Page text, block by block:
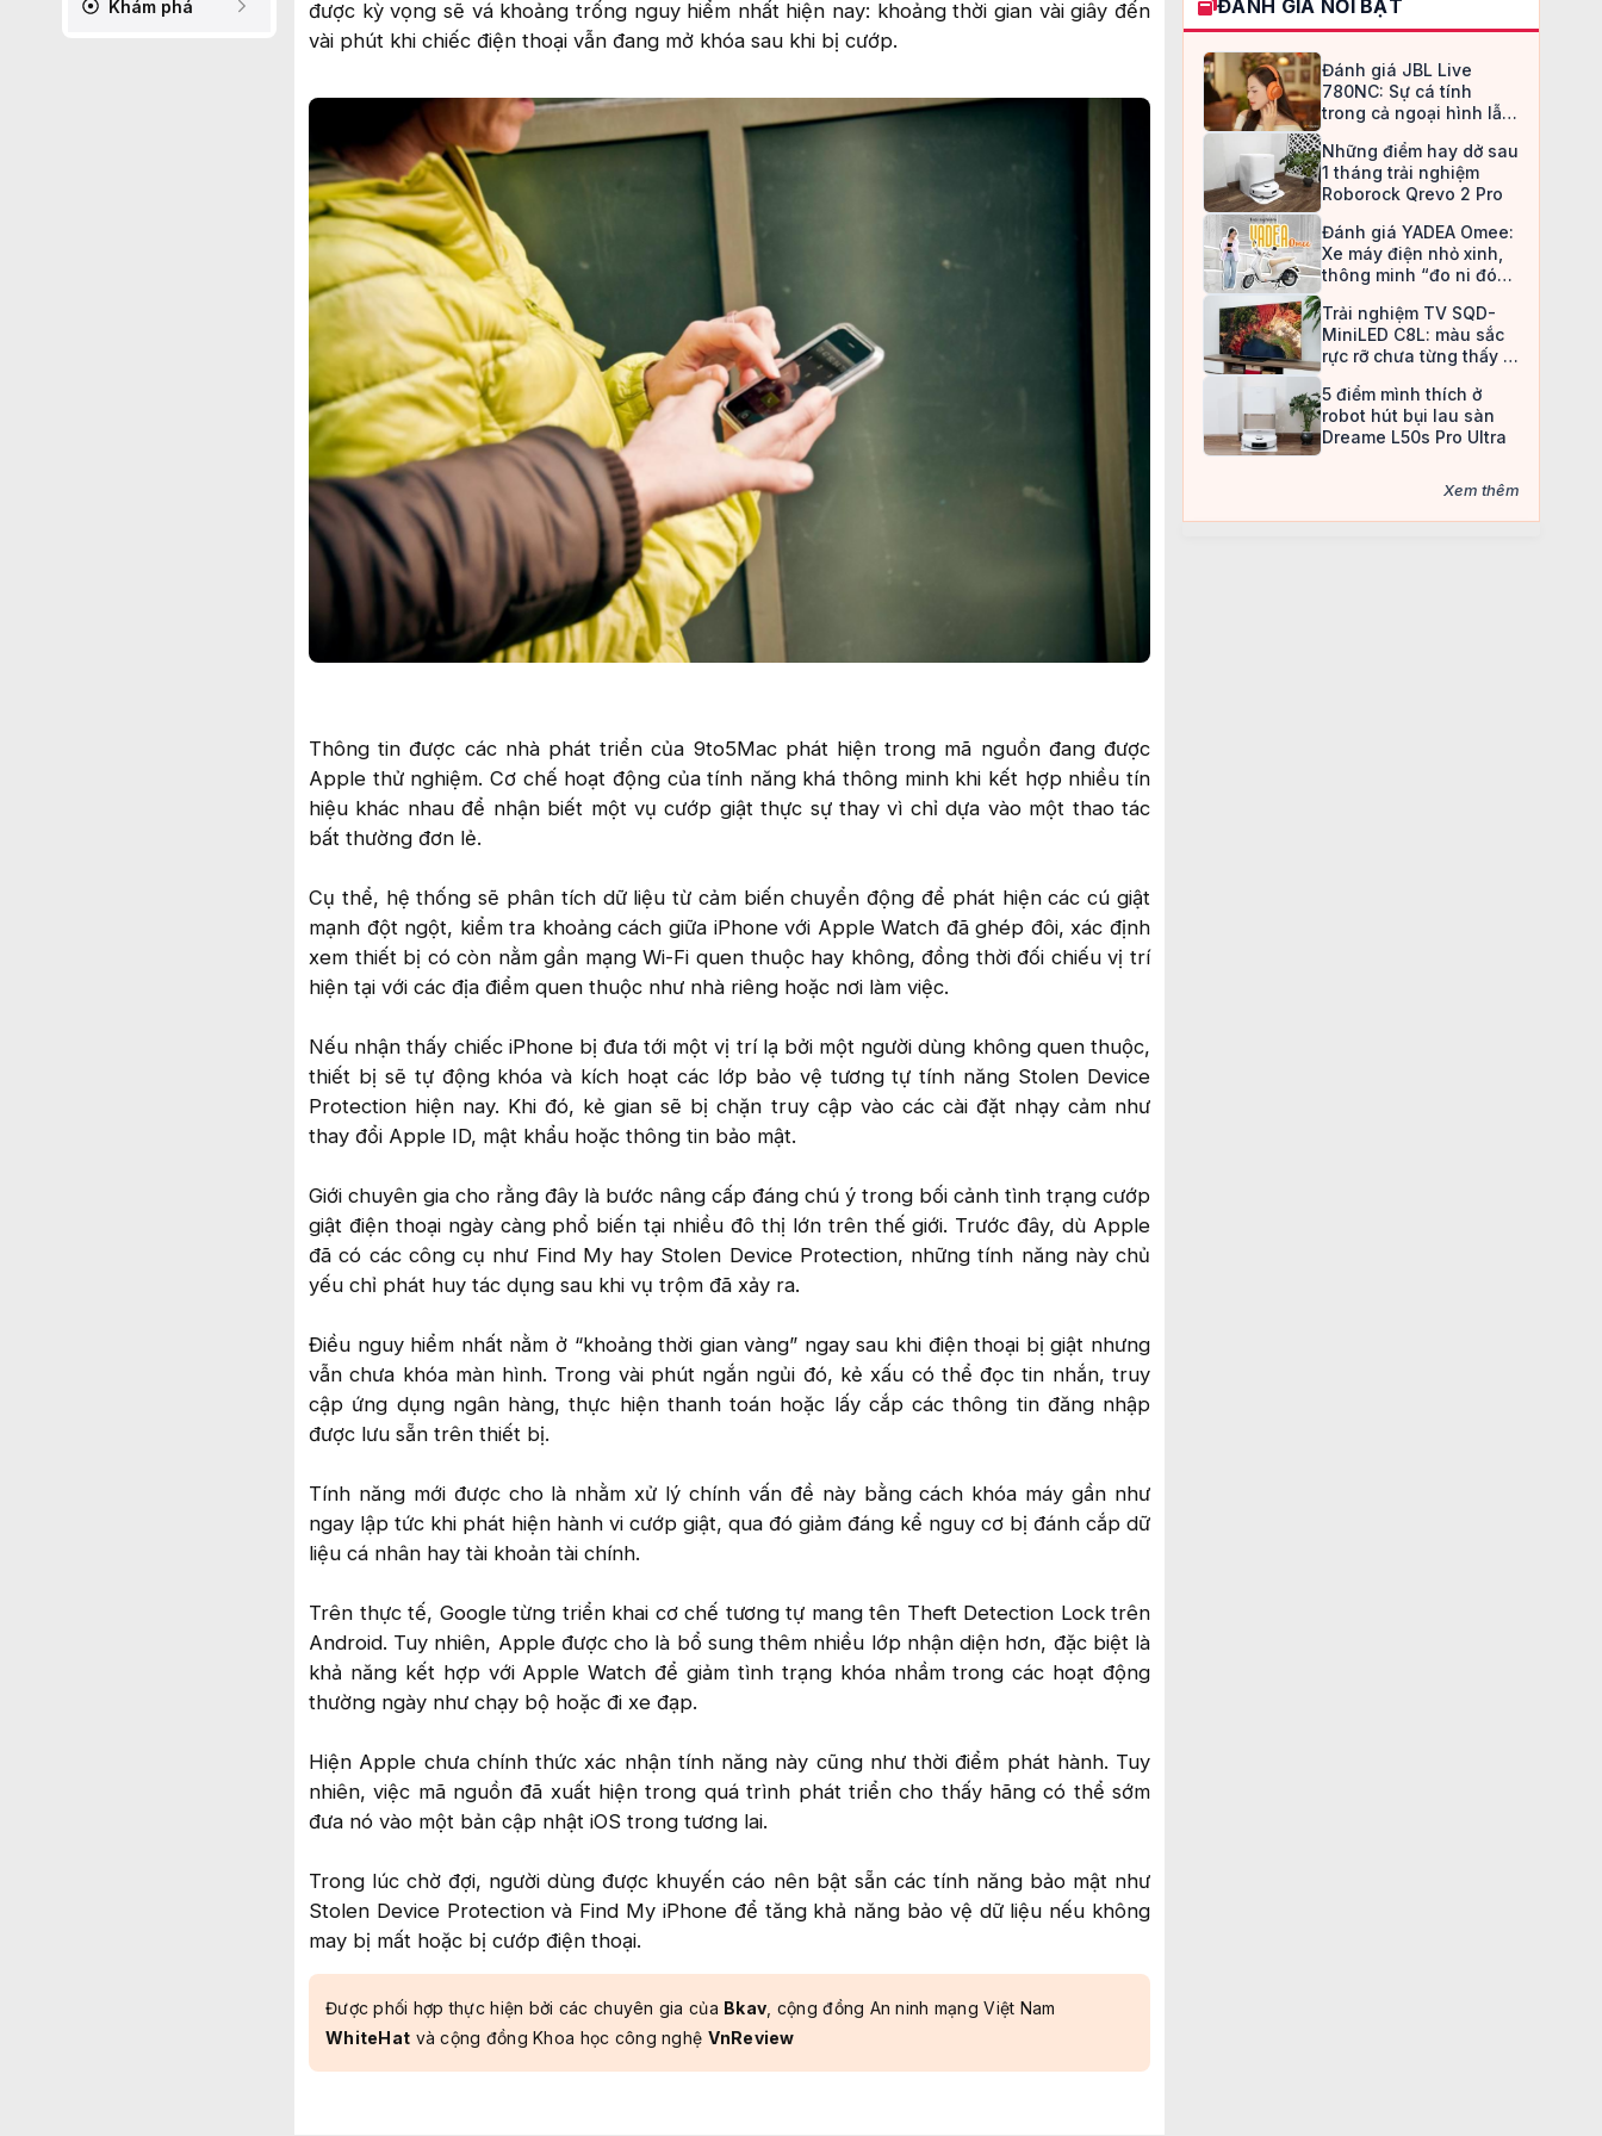
Khám phá
được kỳ vọng sẽ vá khoảng trống nguy hiểm nhất hiện nay: khoảng thời gian vài giây đến
vài phút khi chiếc điện thoại vẫn đang mở khóa sau khi bị cướp.
Thông tin được các nhà phát triển của 9to5Mac phát hiện trong mã nguồn đang được
Apple thử nghiệm. Cơ chế hoạt động của tính năng khá thông minh khi kết hợp nhiều tín
hiệu khác nhau để nhận biết một vụ cướp giật thực sự thay vì chỉ dựa vào một thao tác
bất thường đơn lẻ.
Cụ thể, hệ thống sẽ phân tích dữ liệu từ cảm biến chuyển động để phát hiện các cú giật
mạnh đột ngột, kiểm tra khoảng cách giữa iPhone với Apple Watch đã ghép đôi, xác định
xem thiết bị có còn nằm gần mạng Wi-Fi quen thuộc hay không, đồng thời đối chiếu vị trí
hiện tại với các địa điểm quen thuộc như nhà riêng hoặc nơi làm việc.
Nếu nhận thấy chiếc iPhone bị đưa tới một vị trí lạ bởi một người dùng không quen thuộc,
thiết bị sẽ tự động khóa và kích hoạt các lớp bảo vệ tương tự tính năng Stolen Device
Protection hiện nay. Khi đó, kẻ gian sẽ bị chặn truy cập vào các cài đặt nhạy cảm như
thay đổi Apple ID, mật khẩu hoặc thông tin bảo mật.
Giới chuyên gia cho rằng đây là bước nâng cấp đáng chú ý trong bối cảnh tình trạng cướp
giật điện thoại ngày càng phổ biến tại nhiều đô thị lớn trên thế giới. Trước đây, dù Apple
đã có các công cụ như Find My hay Stolen Device Protection, những tính năng này chủ
yếu chỉ phát huy tác dụng sau khi vụ trộm đã xảy ra.
Điều nguy hiểm nhất nằm ở “khoảng thời gian vàng” ngay sau khi điện thoại bị giật nhưng
vẫn chưa khóa màn hình. Trong vài phút ngắn ngủi đó, kẻ xấu có thể đọc tin nhắn, truy
cập ứng dụng ngân hàng, thực hiện thanh toán hoặc lấy cắp các thông tin đăng nhập
được lưu sẵn trên thiết bị.
Tính năng mới được cho là nhằm xử lý chính vấn đề này bằng cách khóa máy gần như
ngay lập tức khi phát hiện hành vi cướp giật, qua đó giảm đáng kể nguy cơ bị đánh cắp dữ
liệu cá nhân hay tài khoản tài chính.
Trên thực tế, Google từng triển khai cơ chế tương tự mang tên Theft Detection Lock trên
Android. Tuy nhiên, Apple được cho là bổ sung thêm nhiều lớp nhận diện hơn, đặc biệt là
khả năng kết hợp với Apple Watch để giảm tình trạng khóa nhầm trong các hoạt động
thường ngày như chạy bộ hoặc đi xe đạp.
Hiện Apple chưa chính thức xác nhận tính năng này cũng như thời điểm phát hành. Tuy
nhiên, việc mã nguồn đã xuất hiện trong quá trình phát triển cho thấy hãng có thể sớm
đưa nó vào một bản cập nhật iOS trong tương lai.
Trong lúc chờ đợi, người dùng được khuyến cáo nên bật sẵn các tính năng bảo mật như
Stolen Device Protection và Find My iPhone để tăng khả năng bảo vệ dữ liệu nếu không
may bị mất hoặc bị cướp điện thoại.​
Được phối hợp thực hiện bởi các chuyên gia của Bkav , cộng đồng An ninh mạng Việt Nam
WhiteHat và cộng đồng Khoa học công nghệ VnReview
ĐÁNH GIÁ NỔI BẬT
Đánh giá JBL Live
780NC: Sự cá tính
trong cả ngoại hình lẫn
Những điểm hay dở sau
1 tháng trải nghiệm
Roborock Qrevo 2 Pro
Đánh giá YADEA Omee:
Xe máy điện nhỏ xinh,
thông minh “đo ni đóng
Trải nghiệm TV SQD-
MiniLED C8L: màu sắc
rực rỡ chưa từng thấy ở
5 điểm mình thích ở
robot hút bụi lau sàn
Dreame L50s Pro Ultra
Xem thêm